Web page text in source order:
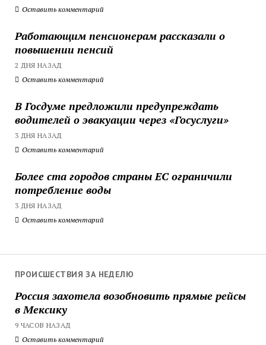
Оставить комментарий
Работающим пенсионерам рассказали о
повышении пенсий
2 ДНЯ НАЗАД
Оставить комментарий
В Госдуме предложили предупреждать
водителей о эвакуации через «Госуслуги»
3 ДНЯ НАЗАД
Оставить комментарий
Более ста городов страны ЕС ограничили
потребление воды
3 ДНЯ НАЗАД
Оставить комментарий
ПРОИСШЕСТВИЯ ЗА НЕДЕЛЮ
Россия захотела возобновить прямые рейсы
в Мексику
9 ЧАСОВ НАЗАД
Оставить комментарий